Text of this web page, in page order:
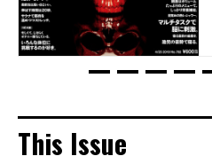
This Issue